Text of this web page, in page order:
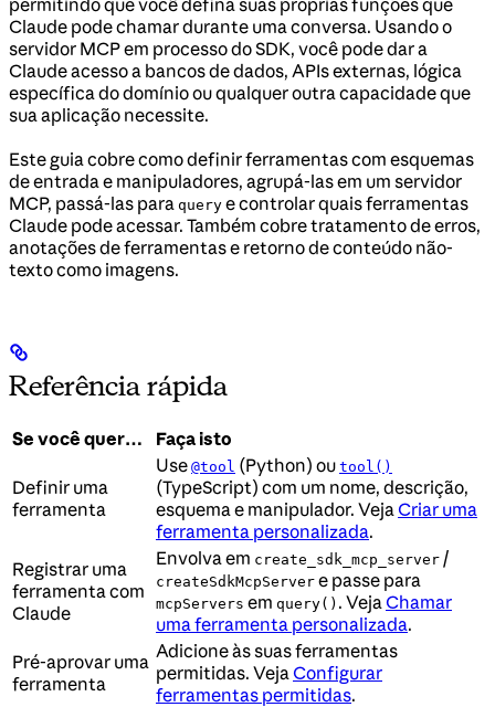
permitindo que você defina suas próprias funções que
Claude pode chamar durante uma conversa. Usando o
servidor MCP em processo do SDK, você pode dar a
Claude acesso a bancos de dados, APIs externas, lógica
específica do domínio ou qualquer outra capacidade que
sua aplicação necessite.
Este guia cobre como definir ferramentas com esquemas
de entrada e manipuladores, agrupá-las em um servidor
MCP, passá-las para query e controlar quais ferramentas
Claude pode acessar. Também cobre tratamento de erros,
anotações de ferramentas e retorno de conteúdo não-
texto como imagens.
Referência rápida
Se você quer… Faça isto
Definir uma
ferramenta
Use @tool (Python) ou tool()
(TypeScript) com um nome, descrição,
esquema e manipulador. Veja Criar uma
ferramenta personalizada.
Registrar uma
ferramenta com
Claude
Envolva em create_sdk_mcp_server /
createSdkMcpServer e passe para
mcpServers em query() . Veja Chamar
uma ferramenta personalizada.
Pré-aprovar uma
ferramenta
Adicione às suas ferramentas
permitidas. Veja Configurar
ferramentas permitidas.